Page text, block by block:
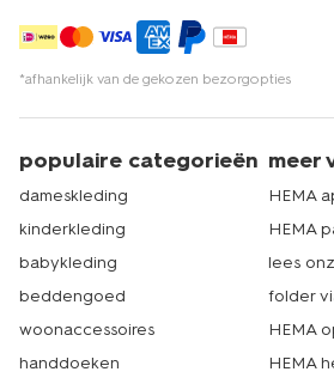
*afhankelijk van de gekozen bezorgopties
populaire categorieën
dameskleding
kinderkleding
babykleding
beddengoed
woonaccessoires
handdoeken
meer
HEMA
HEMA
lees
folder
HEMA
HEMA